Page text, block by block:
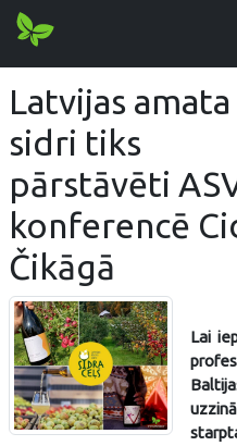
Latvijas amata
sidri tiks
pārstāvēti
konferencē
Čikāgā
Lai